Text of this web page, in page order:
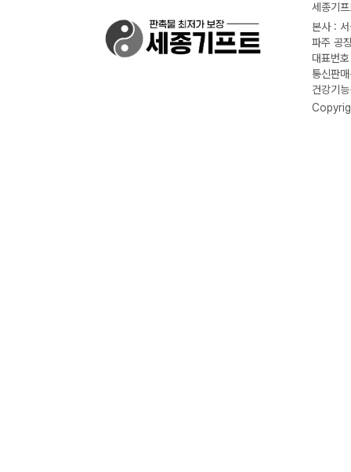
세종기
본사 :
파주 공
대표번
통신판
건강기